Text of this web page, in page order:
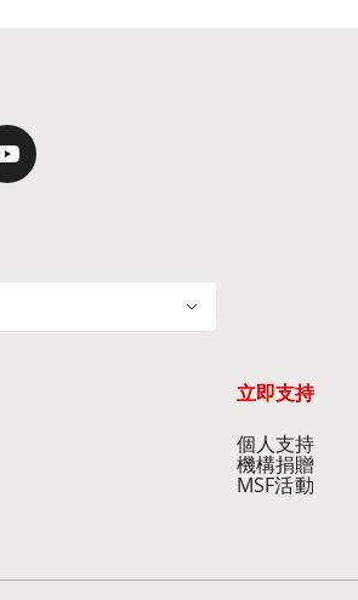
立即支持
個人支持
機構捐贈
MSF活動